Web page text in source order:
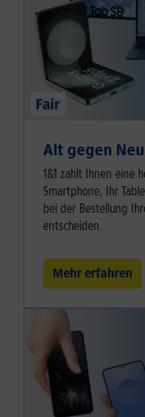
Alt gegen Neu
1&1 zahlt Ihnen eine
Smartphone, Ihr
bei der Bestellung
entscheiden.
Mehr erfahren